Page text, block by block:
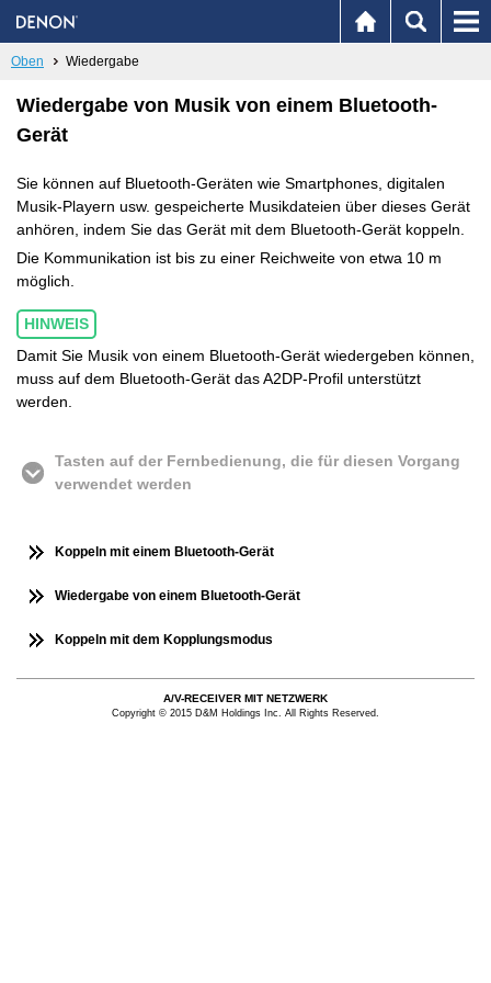
Oben Wiedergabe
Wiedergabe von Musik von einem Bluetooth-
Gerät
Sie können auf Bluetooth-Geräten wie Smartphones, digitalen
Musik-Playern usw. gespeicherte Musikdateien über dieses Gerät
anhören, indem Sie das Gerät mit dem Bluetooth-Gerät koppeln.
Die Kommunikation ist bis zu einer Reichweite von etwa 10 m
möglich.
HINWEIS
Damit Sie Musik von einem Bluetooth-Gerät wiedergeben können,
muss auf dem Bluetooth-Gerät das A2DP-Profil unterstützt
werden.
Tasten auf der Fernbedienung, die für diesen Vorgang
verwendet werden
Koppeln mit einem Bluetooth-Gerät
Wiedergabe von einem Bluetooth-Gerät
Koppeln mit dem Kopplungsmodus
A/V-RECEIVER MIT NETZWERK
Copyright © 2015 D&M Holdings Inc. All Rights Reserved.